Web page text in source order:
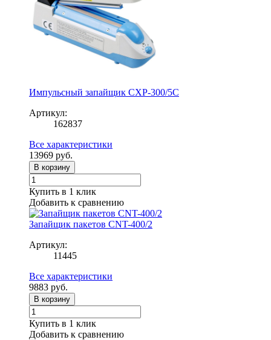
Импульсный запайщик CXP-300/5C
Артикул:
162837
Все характеристики
13969 руб.
В корзину
Купить в 1 клик
Добавить к сравнению
Запайщик пакетов CNT-400/2
Артикул:
11445
Все характеристики
9883 руб.
В корзину
Купить в 1 клик
Добавить к сравнению